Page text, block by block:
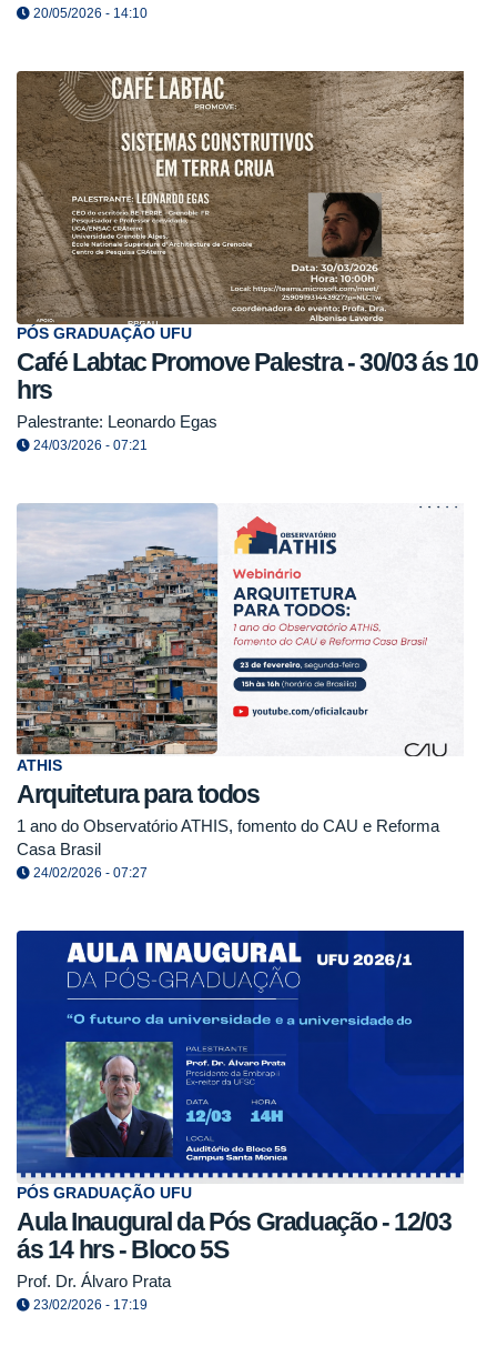
20/05/2026 - 14:10
PÓS GRADUAÇÃO UFU
Café Labtac Promove Palestra - 30/03 ás 10
hrs
Palestrante: Leonardo Egas
24/03/2026 - 07:21
ATHIS
Arquitetura para todos
1 ano do Observatório ATHIS, fomento do CAU e Reforma
Casa Brasil
24/02/2026 - 07:27
PÓS GRADUAÇÃO UFU
Aula Inaugural da Pós Graduação - 12/03
ás 14 hrs - Bloco 5S
Prof. Dr. Álvaro Prata
23/02/2026 - 17:19